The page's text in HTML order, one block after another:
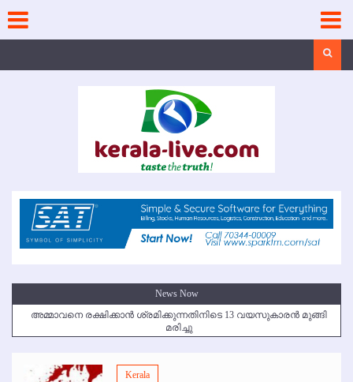
content
News Now
അമ്മാവനെ രക്ഷിക്കാന്‍ ശ്രമിക്കുന്നതിനിടെ 13 വയസുകാരന്‍ മുങ്ങി
മരിച്ചു
മമ്പുറം ആണ്ടു നേര്‍ച്ച ജൂണ്‍ 17 മുതല്‍
Kerala